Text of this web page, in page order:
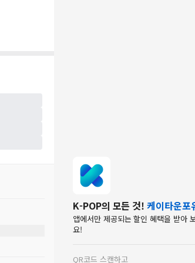
K-POP의 모든 것! 케이타운포
앱에서만 제공되는 할인 혜택을 받아
요!
QR코드 스캔하고